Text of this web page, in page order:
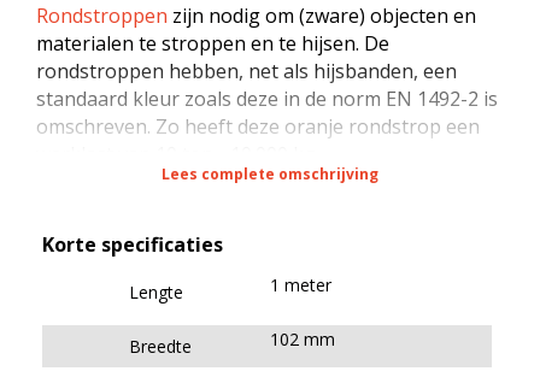
Rondstroppen zijn nodig om (zware) objecten en
materialen te stroppen en te hijsen. De
rondstroppen hebben, net als hijsbanden, een
standaard kleur zoals deze in de norm EN 1492-2 is
omschreven. Zo heeft deze oranje rondstrop een
naam
Nederland en zijn gemaakt van hoogwaardig
geweven polyester (PES) bandmateriaal en garen.
Het blauwe label op de rondstroppen is voorzien
Lees complete omschrijving
Korte specificaties
Lengte 1 meter
Breedte 102 mm